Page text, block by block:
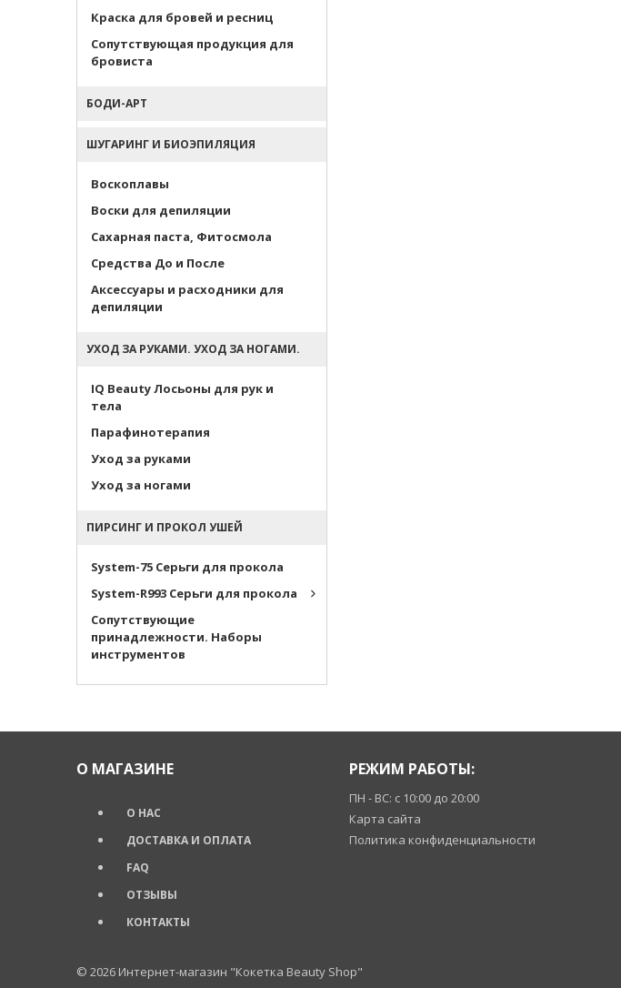
Краска для бровей и ресниц
Сопутствующая продукция для
бровиста
БОДИ-АРТ
ШУГАРИНГ И БИОЭПИЛЯЦИЯ
Воскоплавы
Воски для депиляции
Сахарная паста, Фитосмола
Средства До и После
Аксессуары и расходники для
депиляции
УХОД ЗА РУКАМИ. УХОД ЗА НОГАМИ.
IQ Beauty Лосьоны для рук и
тела
Парафинотерапия
Уход за руками
Уход за ногами
ПИРСИНГ И ПРОКОЛ УШЕЙ
System-75 Серьги для прокола
System-R993 Серьги для прокола
Cопутствующие
принадлежности. Наборы
инструментов
О МАГАЗИНЕ
О НАС
ДОСТАВКА И ОПЛАТА
FAQ
ОТЗЫВЫ
КОНТАКТЫ
РЕЖИМ РАБОТЫ:
ПН - ВС: с 10:00 до 20:00
Карта сайта
Политика конфиденциальности
© 2026 Интернет-магазин "Кокетка Beauty Shop"